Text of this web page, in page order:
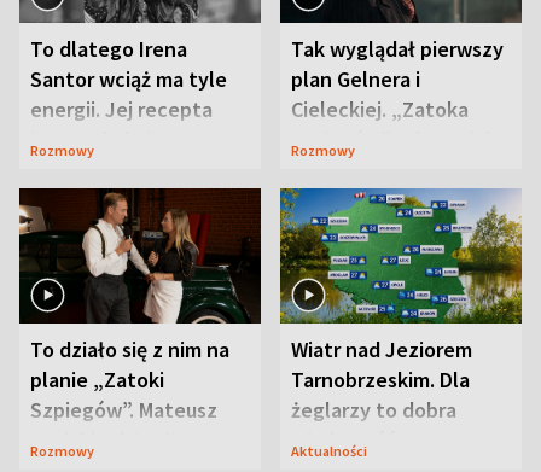
To dlatego Irena
Santor wciąż ma tyle
energii. Jej recepta
jest zaskakująco
Rozmowy
Tak wyglądał pierwszy
plan Gelnera i
Cieleckiej. „Zatoka
szpiegów” od razu ich
Rozmowy
To działo się z nim na
planie „Zatoki
Szpiegów”. Mateusz
Janicki odsłonił
Rozmowy
Wiatr nad Jeziorem
Tarnobrzeskim. Dla
żeglarzy to dobra
wiadomość
Aktualności